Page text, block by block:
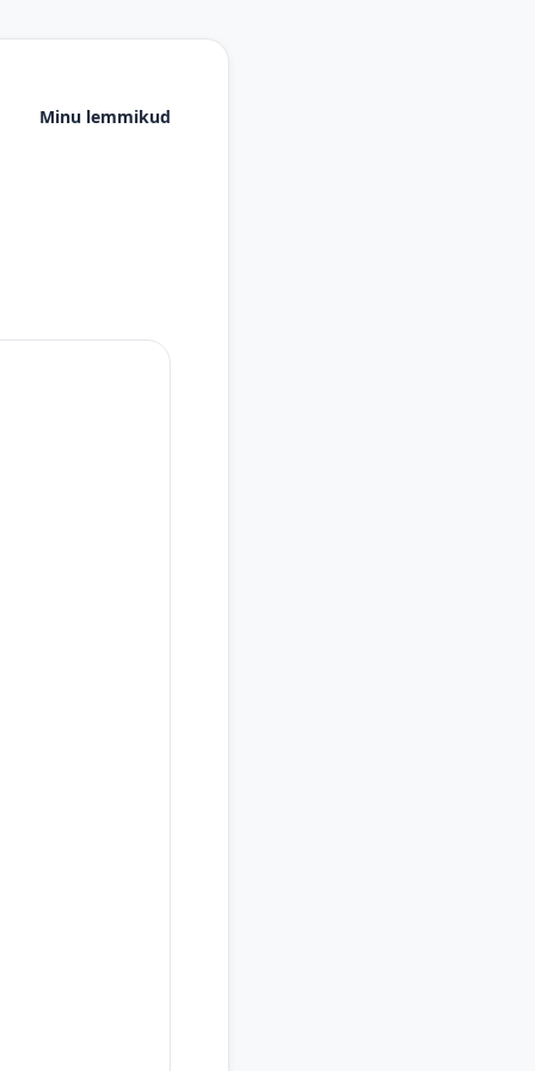
Minu lemmikud